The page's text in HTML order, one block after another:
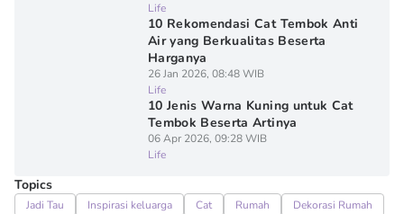
Life
10 Rekomendasi Cat Tembok Anti
Air yang Berkualitas Beserta
Harganya
26 Jan 2026, 08:48 WIB
Life
10 Jenis Warna Kuning untuk Cat
Tembok Beserta Artinya
06 Apr 2026, 09:28 WIB
Life
Topics
Jadi Tau Inspirasi keluarga Cat Rumah
Dekorasi Rumah